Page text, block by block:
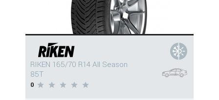
RIKEN 165/70 R14 All Season
85T
0